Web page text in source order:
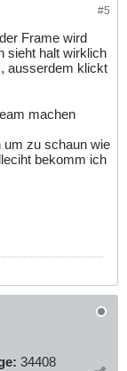
#5
Frame wird
sieht halt wirklich
ausserdem klickt
machen
um zu schaun wie
bekomm ich
34408